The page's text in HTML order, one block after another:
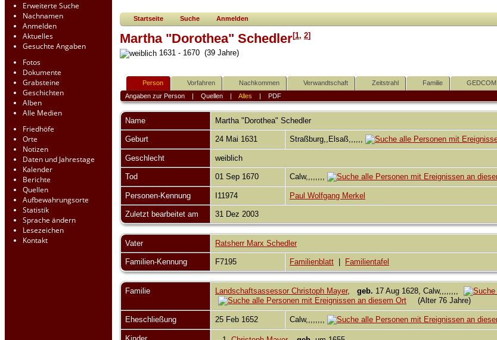
Erweiterte Suche
Nachnamen
Anmelden
Aktuelles
Gesuchte Angaben
Fotos
Dokumente
Grabsteine
Geschichten
Alben
Alle Medien
Friedhöfe
Orte
Notizen
Daten und Jahrestage
Kalender
Berichte
Quellen
Aufbewahrungsorte
Statistik
Sprache ändern
Lesezeichen
Kontakt
Startseite Suche Anmelden
Martha "Dorothea" Schedler[1, 2]
1631 - 1670 (39 Jahre)
Person Vorfahren Nachkommen Verwandtschaft Zeitstrahl Familie GEDCOM
Angaben zur Person| Quellen| Alles | PDF
Name Martha "Dorothea" Schedler
Geburt 24 Mai 1631 Straßburg,,Elsaß,,,,,,
Geschlecht weiblich
Tod 01 Sep 1670 Calw,,,,,,,,
Personen-Kennung I11974 Paul Wolfgang Merkel
Zuletzt bearbeitet am 31 Dez 2003
Vater Ratsherr Marx Schedler
Familien-Kennung F7195 Familienblatt Familientafel
Familie Landschaftsassessor Christoph Mayer, geb. 17 Aug 1628, Calw,,,,,,,,
(Alter 76 Jahre)
Eheschließung 25 Feb 1652 Calw,,,,,,,,